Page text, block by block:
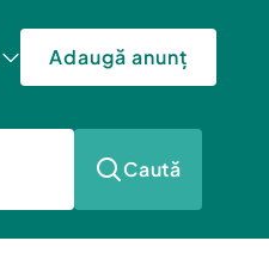
Adaugă anunț
Caută